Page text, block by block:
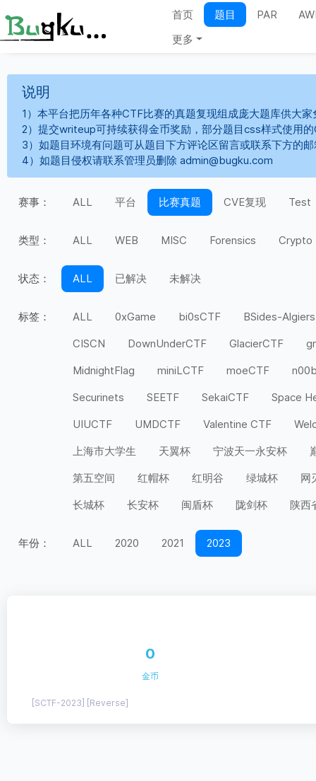
首页 题目 PAR
更多
说明
1）本平台把历年各种CTF比赛的真题复现组成庞大题库供大
2）提交writeup可持续获得金币奖励，部分题目css样式使用
3）如题目环境有问题可从题目下方评论区留言或联系下方的
4）如题目侵权请联系管理员删除 admin@bugku.com
赛事： ALL 平台 比赛真题 CVE复现 Test
类型： ALL WEB MISC Forensics Crypto
状态： ALL 已解决 未解决
标签： ALL 0xGame bi0sCTF
BSides-Algiers
CISCN
DownUnderCTF GlacierCTF
MidnightFlag
miniLCTF moeCTF
Securinets
SEETF SekaiCTF
Space
UIUCTF
UMDCTF Valentine CTF
上海市大学生
天翼杯 宁波天一永安杯
第五空间
红帽杯 红明谷 绿城杯
网
长城杯
长安杯 闽盾杯 陇剑杯 陕西
年份： ALL 2020 2021 2023
0
金币
[SCTF-2023] [Reverse]